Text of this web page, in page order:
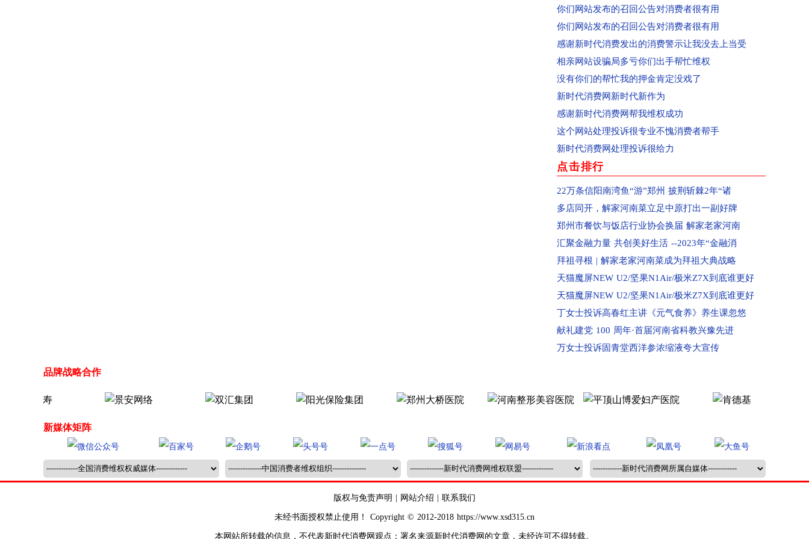
已受理：业主投诉新郑民航国际玺苑
已受理：业主投诉汝州金域华府小区
已收到：唐河业主投诉春天阳光嘉园
已收到：河南汝州市业主投诉金域华府
已收到：兰考县业主投诉凤凰城
回复：河南鲁山县消费者投诉鲁山大鹏盛世华城已
回复：河南驻马店消费者投诉驻马店市红星国际广
回复：许昌刘先生投诉中国联合网络通信有限公司
回复：河南信阳消费者投诉中国移动河南公司已受
回复：河南新蔡县消费者投诉新蔡县西湖别院已受
已收到：河南邓州市业主投诉邓州市新华生活广场
已受理：河南濮阳市清丰县群众投诉清丰县玉都贵
已受理：河南新乡市辉县群众投诉辉县市龙鼎生活
已受理：业主投诉平顶山市新城区长安佳园
已受理：河南汝州市群众投诉汝州市万路物业
已受理：河南安阳市业主投诉安阳华珍国际
已收到：河南安阳市群众投诉安阳北辰家园
已收到：河南省新乡市原阳县群众投诉维多利亚小
已收到：开封申先生投诉禹洲嘉誉府
已收到：开封朱女士反映恒大文化旅游城
已受理：河南漯河市消费者投诉源汇区永信伯爵山
已收到：家长投诉郑州富田太阳城陈中数理化
已受理：新乡学生投诉河南物流职业学院
已受理：许昌消费者使用河南移动
回复：消费者投诉郑州市管城区青莲雅苑已收到
你们网站发布的召回公告对消费者很有用
你们网站发布的召回公告对消费者很有用
感谢新时代消费发出的消费警示让我没去上当受
相亲网站设骗局多亏你们出手帮忙维权
没有你们的帮忙我的押金肯定没戏了
新时代消费网新时代新作为
感谢新时代消费网帮我维权成功
这个网站处理投诉很专业不愧消费者帮手
新时代消费网处理投诉很给力
点击排行
22万条信阳南湾鱼“游”郑州 披荆斩棘2年“诸
多店同开，解家河南菜立足中原打出一副好牌
郑州市餐饮与饭店行业协会换届 解家老家河南
汇聚金融力量 共创美好生活 --2023年“金融消
拜祖寻根 | 解家老家河南菜成为拜祖大典战略
天猫魔屏NEW U2/坚果N1Air/极米Z7X到底谁更好
天猫魔屏NEW U2/坚果N1Air/极米Z7X到底谁更好
丁女士投诉高春红主讲《元气食养》养生课忽悠
献礼建党 100 周年·首届河南省科教兴豫先进
万女士投诉固青堂西洋参浓缩液夸大宣传
品牌战略合作
新媒体矩阵
版权与免责声明 网站介绍 联系我们
未经书面授权禁止使用！ Copyright © 2012-2018 https://www.xsd315.cn
本网站所转载的信息，不代表新时代消费网观点；署名来源新时代消费网的文章，未经许可不得转载。